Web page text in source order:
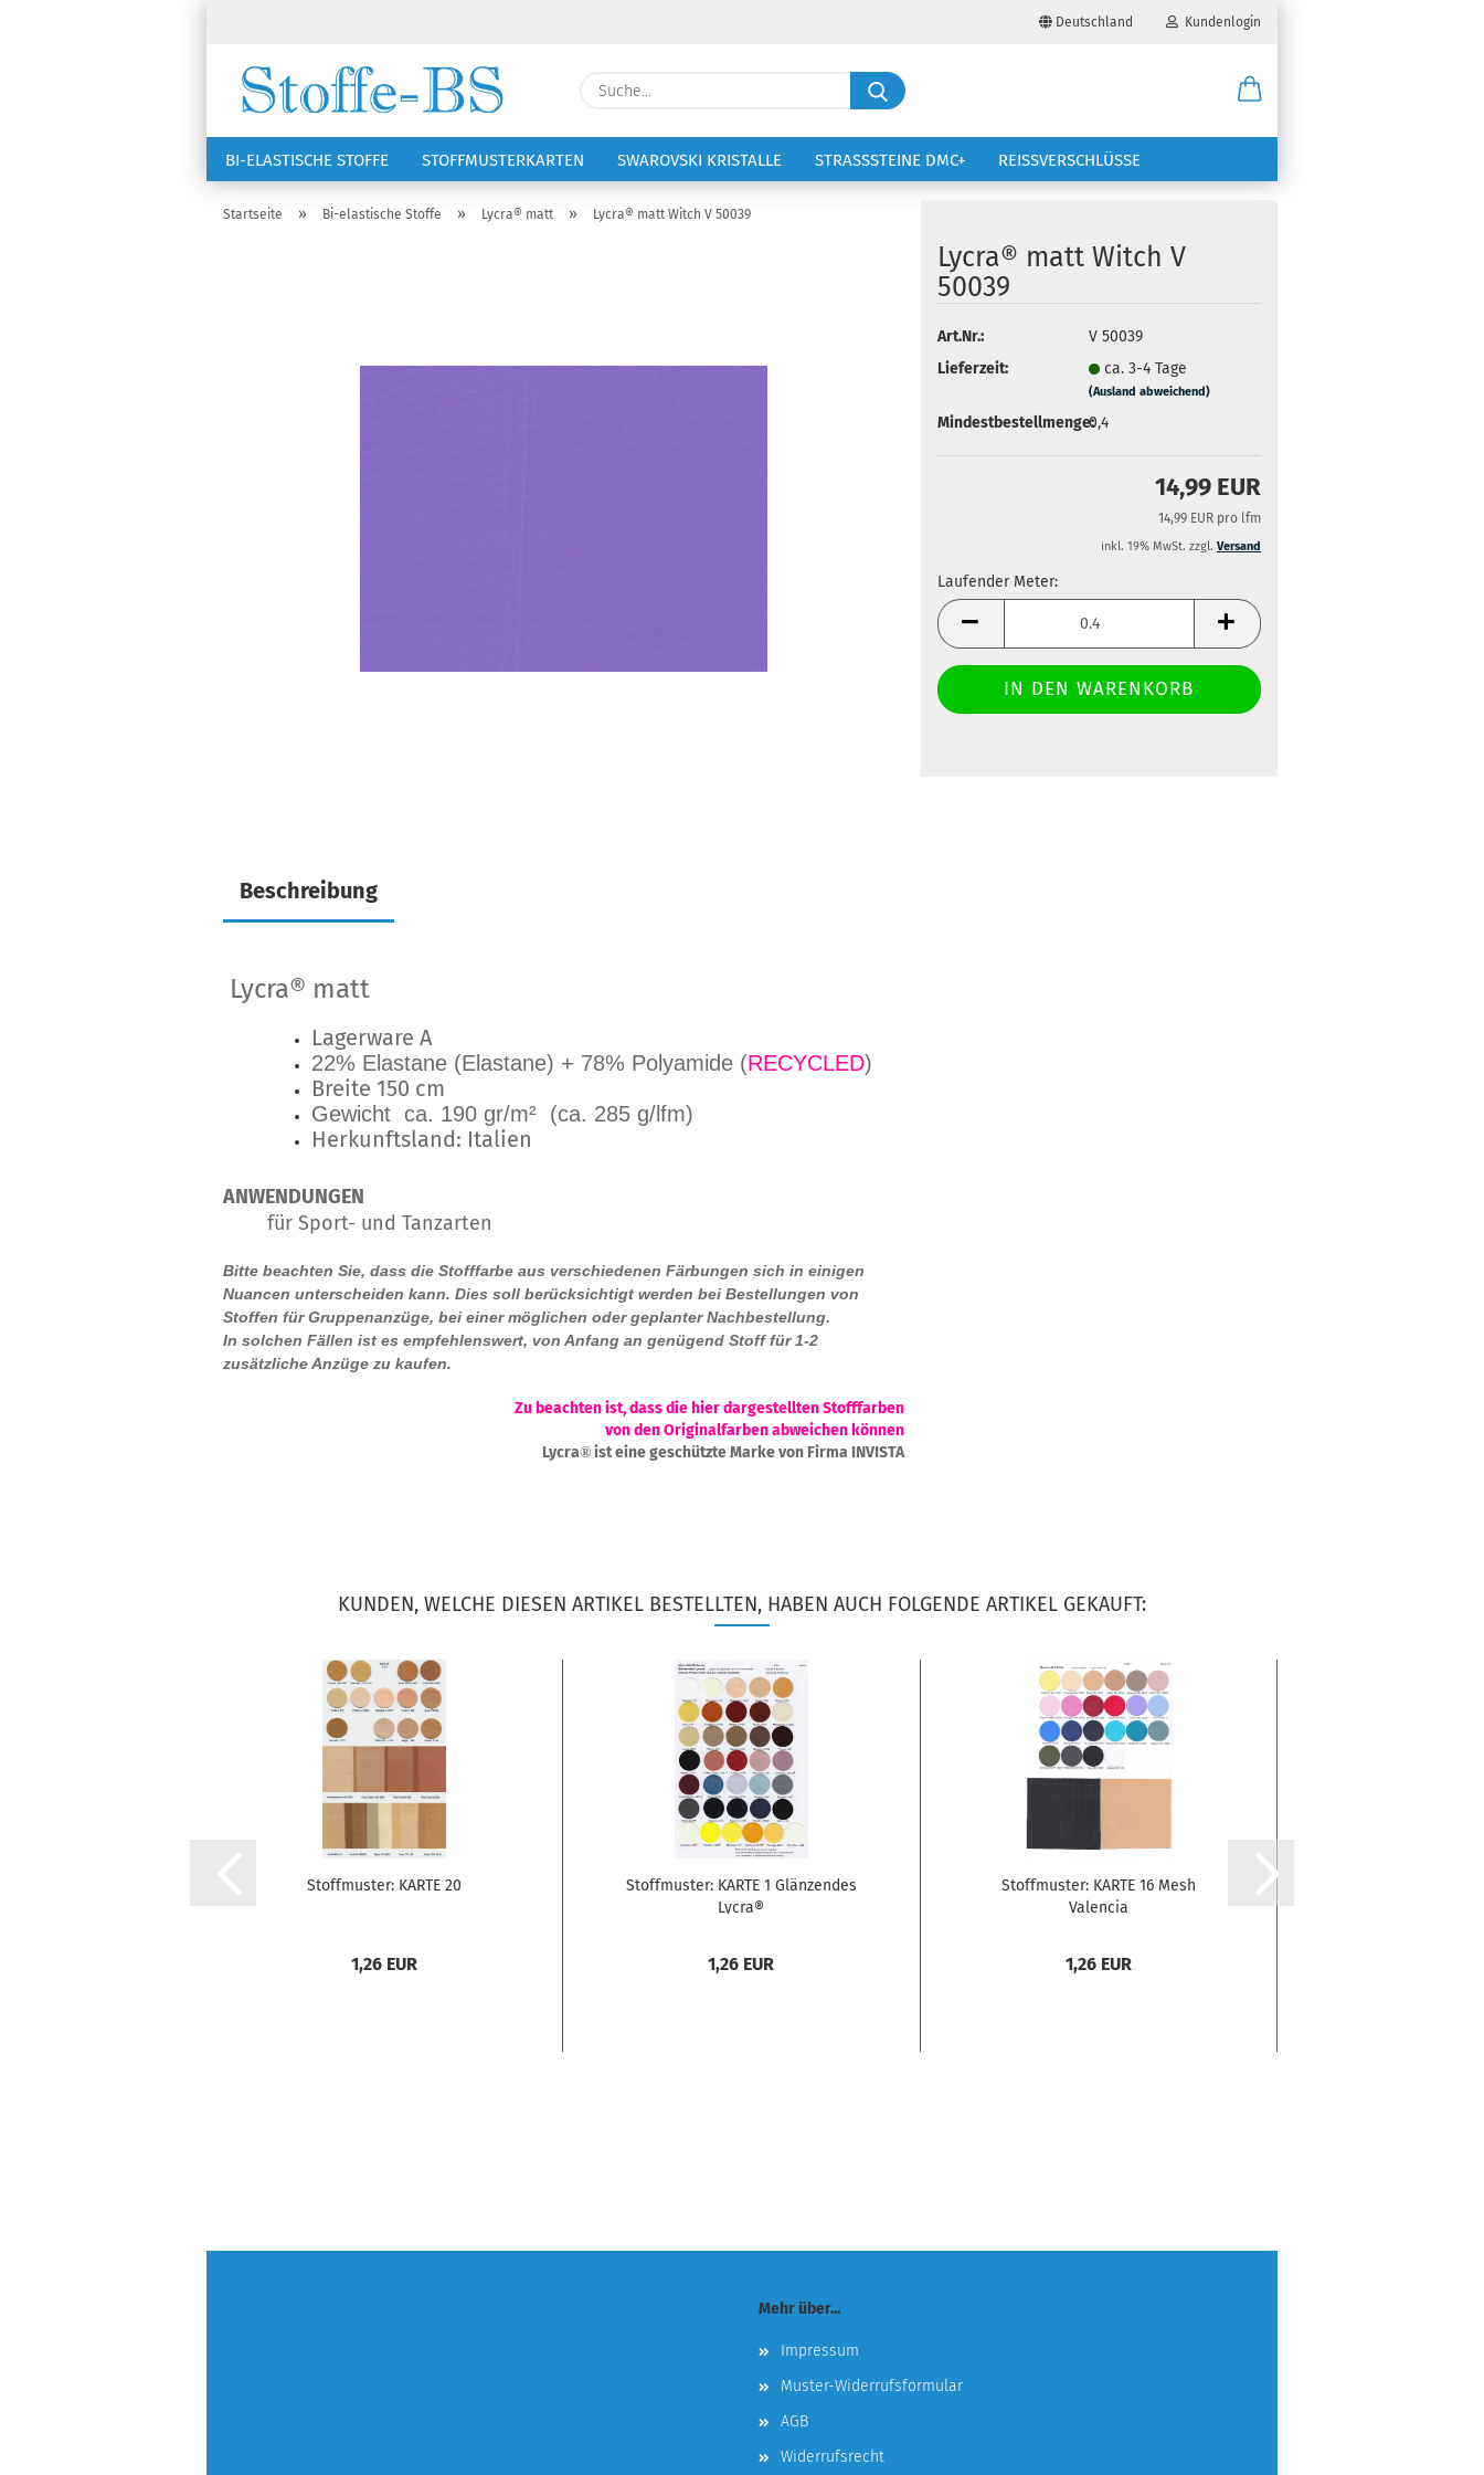
Deutschland
Lieferland
Kundenlogin
Konto erstellen
Passwort vergessen?
Suche...
BI-ELASTISCHE STOFFE STOFFMUSTERKARTEN SWAROVSKI KRISTALLE STRASSSTEINE DMC+ REISSVERSCHLÜSSE
NÄHZUBEHÖR RSG KAPPEN VOLTIGIERANZÜGE STICKEREI
Startseite » Bi-elastische Stoffe » Lycra® matt » Lycra® matt Witch V 50039
Lycra® matt Witch V
50039
Art.Nr.:
V 50039
Lieferzeit:
ca. 3-4 Tage
(Ausland abweichend)
Mindestbestellmenge:0,4
14,99 EUR
14,99 EUR pro lfm
inkl. 19% MwSt. zzgl. Versand
Laufender Meter:
Laufender
Meter
Beschreibung
Lycra® matt
Lagerware A
22% Elastane (Elastane) + 78% Polyamide (RECYCLED)
Breite 150 cm
Gewicht ca. 190 gr/m² (ca. 285 g/lfm)
Herkunftsland: Italien
ANWENDUNGEN
für Sport- und Tanzarten
Bitte beachten Sie, dass die Stofffarbe aus verschiedenen Färbungen sich in einigen
Nuancen unterscheiden kann. Dies soll berücksichtigt werden bei Bestellungen von
Stoffen für Gruppenanzüge, bei einer möglichen oder geplanter Nachbestellung.
In solchen Fällen ist es empfehlenswert, von Anfang an genügend Stoff für 1-2
zusätzliche Anzüge zu kaufen.
Zu beachten ist, dass die hier dargestellten Stofffarben
von den Originalfarben abweichen können
Lycra®ist eine geschützte Marke von Firma INVISTA
KUNDEN, WELCHE DIESEN ARTIKEL BESTELLTEN, HABEN AUCH FOLGENDE ARTIKEL GEKAUFT:
Stoffmuster: KARTE 20
1,26 EUR
Stoffmuster: KARTE 1 Glänzendes
Lycra®
1,26 EUR
Stoffmuster: KARTE 16 Mesh
Valencia
1,26 EUR
Mehr über...
Impressum
Muster-Widerrufsformular
AGB
Widerrufsrecht